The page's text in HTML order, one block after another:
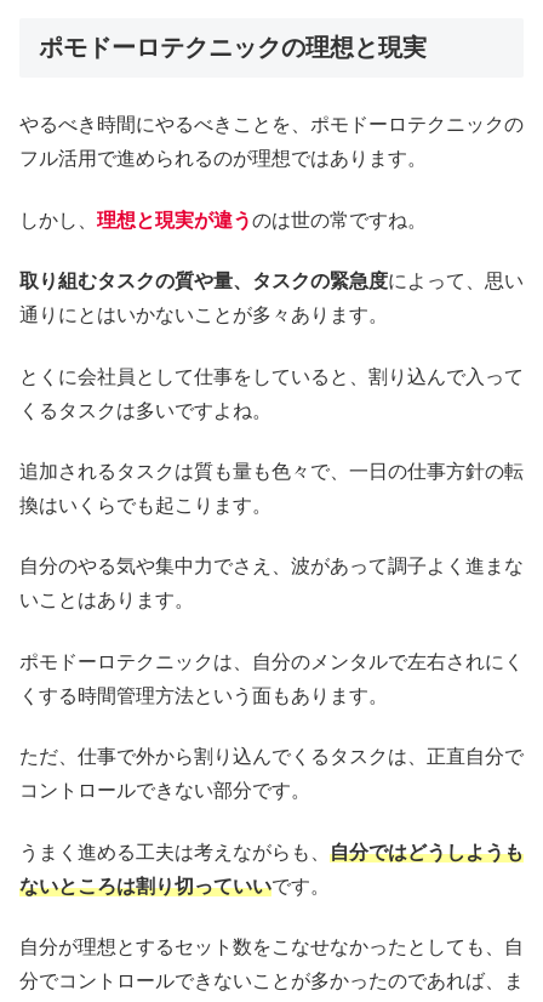
ポモドーロテクニックの理想と現実
やるべき時間にやるべきことを、ポモドーロテクニックの
フル活用で進められるのが理想ではあります。
しかし、 理想と現実が違うのは世の常ですね。
取り組むタスクの質や量、タスクの緊急度によって、思い
通りにとはいかないことが多々あります。
とくに会社員として仕事をしていると、割り込んで入って
くるタスクは多いですよね。
追加されるタスクは質も量も色々で、一日の仕事方針の転
換はいくらでも起こります。
自分のやる気や集中力でさえ、波があって調子よく進まな
いことはあります。
ポモドーロテクニックは、自分のメンタルで左右されにく
くする時間管理方法という面もあります。
ただ、仕事で外から割り込んでくるタスクは、正直自分で
コントロールできない部分です。
うまく進める工夫は考えながらも、 自分ではどうしようも
ないところは割り切っていいです。
自分が理想とするセット数をこなせなかったとしても、自
分でコントロールできないことが多かったのであれば、ま